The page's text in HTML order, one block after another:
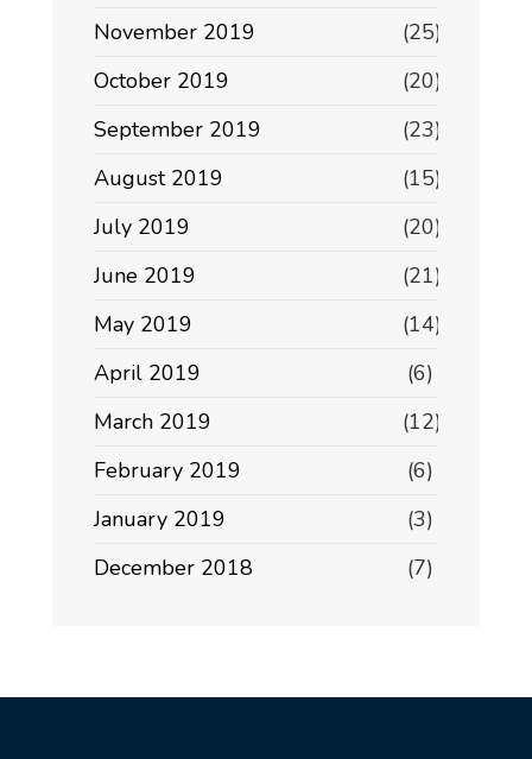
November 2019
(25)
October 2019
(20)
September 2019
(23)
August 2019
(15)
July 2019
(20)
June 2019
(21)
May 2019
(14)
April 2019
(6)
March 2019
(12)
February 2019
(6)
January 2019
(3)
December 2018
(7)